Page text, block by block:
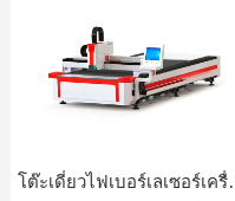
โต๊ะเดี่